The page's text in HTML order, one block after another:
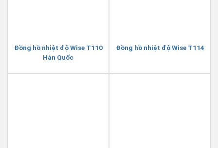
Đồng hồ nhiệt độ Wise T110
Hàn Quốc
Đồng hồ nhiệt độ Wise T114